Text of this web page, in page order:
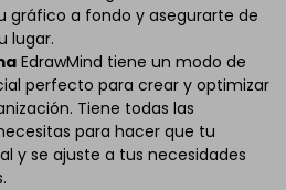
gráfico a fondo y asegurarte de
lugar.
EdrawMind tiene un modo de
perfecto para crear y optimizar
Tiene todas las
para hacer que tu
y se ajuste a tus necesidades